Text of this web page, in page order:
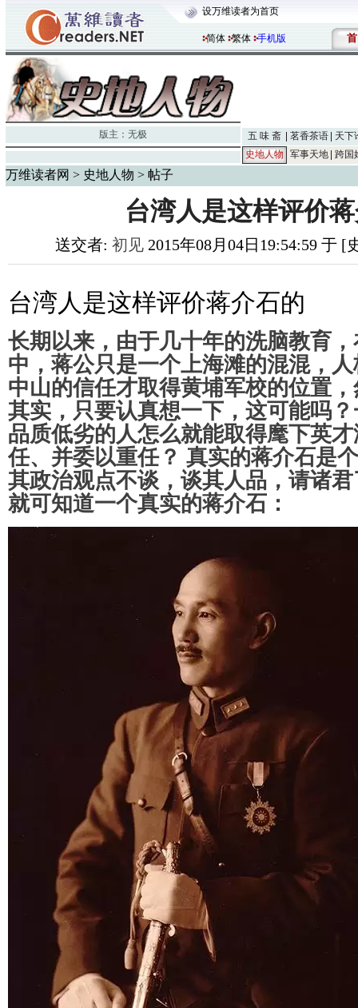
设万维读者为首页
简体 繁体 手机版 首
版主： 无极 五 味 斋 茗香茶语
天下
史地人物
军事天地 跨国
万维读者网 > 史地人物 > 帖子
台湾人是这样评价
送交者: 初见 2015年08月04日19:54:59 于
台湾人是这样评价蒋介石的
长期以来，由于几十年的洗脑教育
中，蒋公只是一个上海滩的混混，
中山的信任才取得黄埔军校的位置
其实，只要认真想一下，这可能吗
品质低劣的人怎么就能取得麾下英
任、并委以重任？ 真实的蒋介石是
其政治观点不谈，谈其人品，请诸
就可知道一个真实的蒋介石：